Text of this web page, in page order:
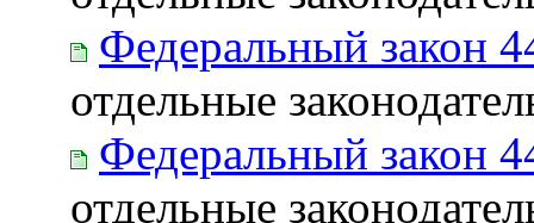
Федеральный закон
отдельные
Федеральный закон
отдельные